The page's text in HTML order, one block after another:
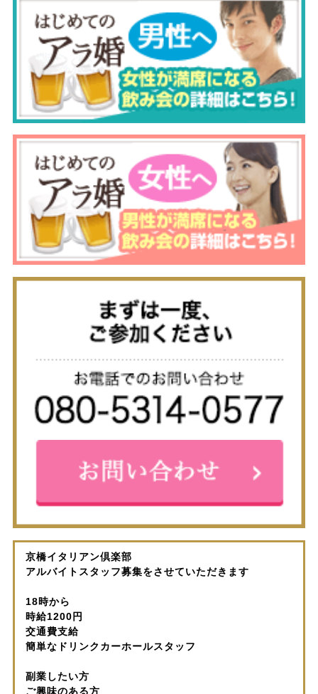
京橋イタリアン倶楽部
アルバイトスタッフ募集をさせていただきます
18時から
時給1200円
交通費支給
簡単なドリンクカーホールスタッフ
副業したい方
ご興味のある方